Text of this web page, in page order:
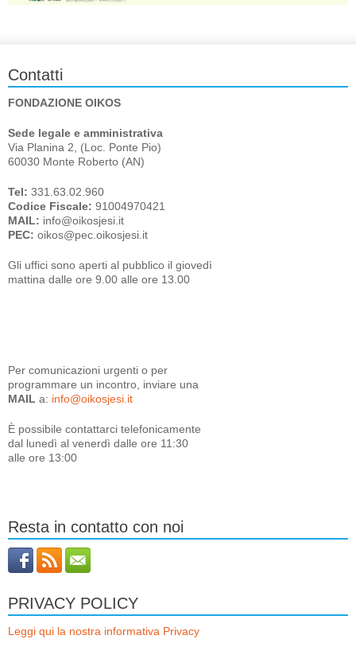
Contatti
FONDAZIONE OIKOS
Sede legale e amministrativa
Via Planina 2, (Loc. Ponte Pio)
60030 Monte Roberto (AN)
Tel: 331.63.02.960
Codice Fiscale: 91004970421
MAIL: info@oikosjesi.it
PEC: oikos@pec.oikosjesi.it
Gli uffici sono aperti al pubblico il giovedì
mattina dalle ore 9.00 alle ore 13.00
Per comunicazioni urgenti o per
programmare un incontro, inviare una
MAIL a: info@oikosjesi.it
È possibile contattarci telefonicamente
dal lunedì al venerdì dalle ore 11:30
alle ore 13:00
Resta in contatto con noi
PRIVACY POLICY
Leggi qui la nostra informativa Privacy